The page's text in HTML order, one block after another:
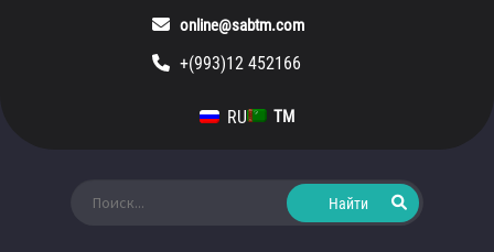
online@sabtm.com
+(993)12 452166
RU TM